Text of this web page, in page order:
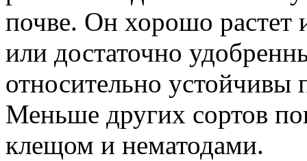
почве. Он хорошо растет
или достаточно
относительно устойчивы
Меньше других сортов
клещом и нематодами.